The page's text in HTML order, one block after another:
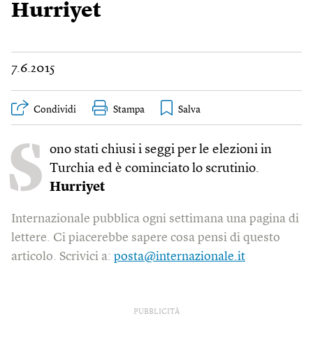
Hurriyet
7.6.2015
Condividi Stampa
S ono stati chiusi i seggi per le elezioni in
Turchia ed è cominciato lo scrutinio.
Hurriyet
Internazionale pubblica ogni settimana una pagina di
lettere. Ci piacerebbe sapere cosa pensi di questo
articolo. Scrivici a: posta@internazionale.it
PUBBLICITÀ